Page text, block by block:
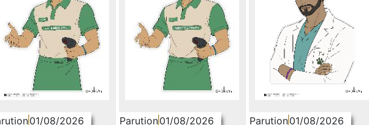
01/08/2026 Parution01/08/2026 Parution01/08/2026